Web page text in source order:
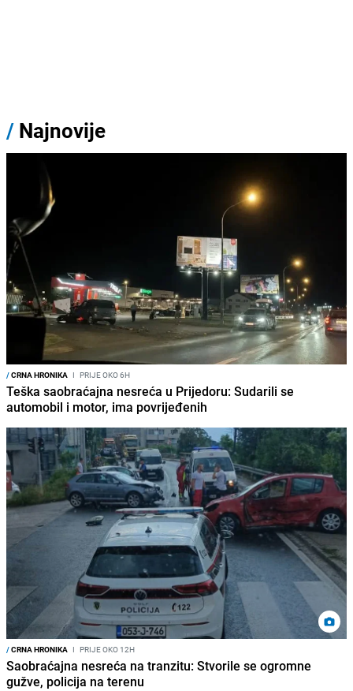
/ Najnovije
/CRNA HRONIKA I PRIJE OKO 6H
Teška saobraćajna nesreća u Prijedoru: Sudarili se
automobil i motor, ima povrijeđenih
/CRNA HRONIKA I PRIJE OKO 12H
Saobraćajna nesreća na tranzitu: Stvorile se ogromne
gužve, policija na terenu